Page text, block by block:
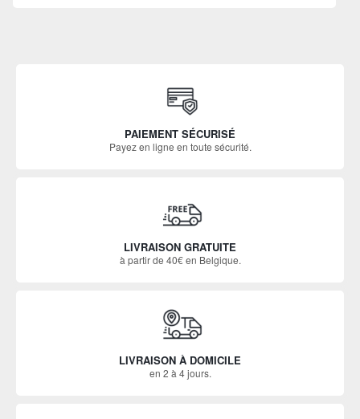
PAIEMENT SÉCURISÉ
Payez en ligne en toute sécurité.
LIVRAISON GRATUITE
à partir de 40€ en Belgique.
LIVRAISON À DOMICILE
en 2 à 4 jours.